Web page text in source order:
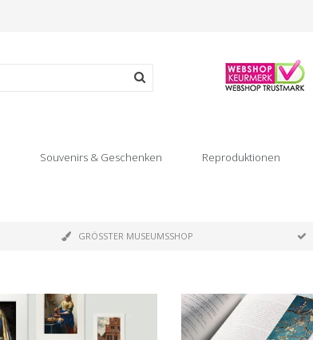
Souvenirs & Geschenken Reproduktionen
GRÖSSTER MUSEUMSSHOP